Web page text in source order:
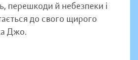
перешкоди й небезпеки і
до свого щирого
Джо.